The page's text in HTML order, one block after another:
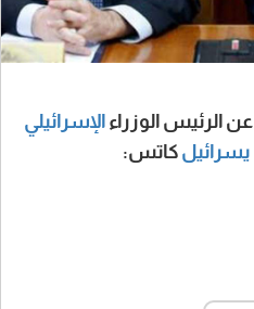
عن الرئيس الوزراء الإسرائيلي
يسرائيل كاتس: